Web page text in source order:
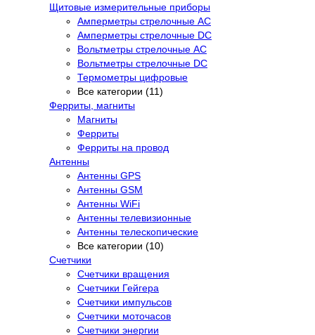
Щитовые измерительные приборы
Амперметры стрелочные AC
Амперметры стрелочные DC
Вольтметры стрелочные AC
Вольтметры стрелочные DC
Термометры цифровые
Все категории (11)
Ферриты, магниты
Магниты
Ферриты
Ферриты на провод
Антенны
Антенны GPS
Антенны GSM
Антенны WiFi
Антенны телевизионные
Антенны телескопические
Все категории (10)
Счетчики
Счетчики вращения
Счетчики Гейгера
Счетчики импульсов
Счетчики моточасов
Счетчики энергии